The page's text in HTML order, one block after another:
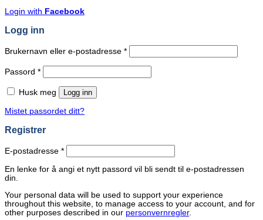
Login with Facebook
Logg inn
Brukernavn eller e-postadresse *Påkrevd
Passord *Påkrevd
Husk meg Logg inn
Mistet passordet ditt?
Registrer
E-postadresse *Påkrevd
En lenke for å angi et nytt passord vil bli sendt til e-postadressen
din.
Your personal data will be used to support your experience
throughout this website, to manage access to your account, and for
other purposes described in our personvernregler.